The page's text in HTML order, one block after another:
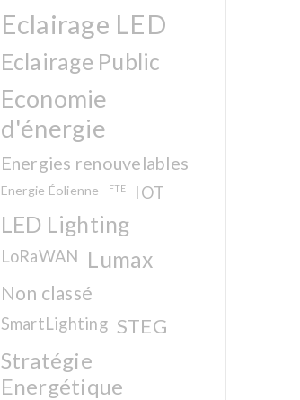
Eclairage LED
Eclairage Public
Economie
d'énergie
Energies renouvelables
Energie Éolienne FTE IOT
LED Lighting
LoRaWAN Lumax
Non classé
SmartLighting STEG
Stratégie
Energétique